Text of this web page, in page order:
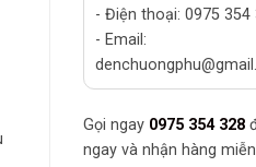
- Điện thoại: 0975 354
- Email:
Gọi ngay 0975 354 328
ngay và nhận hàng